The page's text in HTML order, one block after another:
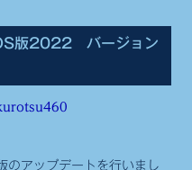
版2022 バージョン
のアップデートを行いまし